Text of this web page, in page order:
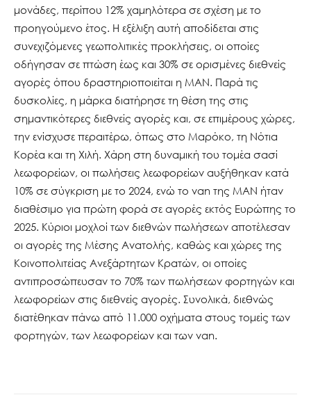
μονάδες, περίπου 12% χαμηλότερα σε σχέση με το
προηγούμενο έτος. Η εξέλιξη αυτή αποδίδεται στις
συνεχιζόμενες γεωπολιτικές προκλήσεις, οι οποίες
οδήγησαν σε πτώση έως και 30% σε ορισμένες διεθνείς
αγορές όπου δραστηριοποιείται η MAN. Παρά τις
δυσκολίες, η μάρκα διατήρησε τη θέση της στις
σημαντικότερες διεθνείς αγορές και, σε επιμέρους χώρες,
την ενίσχυσε περαιτέρω, όπως στο Μαρόκο, τη Νότια
Κορέα και τη Χιλή. Χάρη στη δυναμική του τομέα σασί
λεωφορείων, οι πωλήσεις λεωφορείων αυξήθηκαν κατά
10% σε σύγκριση με το 2024, ενώ το van της MAN ήταν
διαθέσιμο για πρώτη φορά σε αγορές εκτός Ευρώπης το
2025. Κύριοι μοχλοί των διεθνών πωλήσεων αποτέλεσαν
οι αγορές της Μέσης Ανατολής, καθώς και χώρες της
Κοινοπολιτείας Ανεξάρτητων Κρατών, οι οποίες
αντιπροσώπευσαν το 70% των πωλήσεων φορτηγών και
λεωφορείων στις διεθνείς αγορές. Συνολικά, διεθνώς
διατέθηκαν πάνω από 11.000 οχήματα στους τομείς των
φορτηγών, των λεωφορείων και των van.